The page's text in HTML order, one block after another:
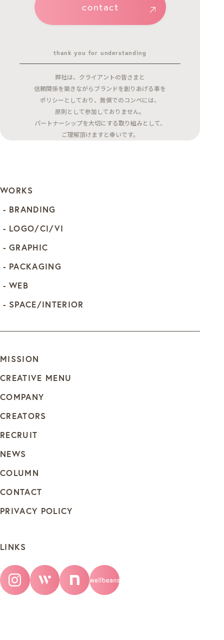
contact
thank you for understanding
弊社は、クライアントの皆さまと
信頼関係を築きながらブランドを創りあげる事を
ポリシーとしており、無償でのコンペには、
原則として参加しておりません。
パートナーシップを大切にする取り組みとして、
ご理解頂けますと幸いです。
WORKS
BRANDING
LOGO/CI/VI
GRAPHIC
PACKAGING
WEB
SPACE/INTERIOR
MISSION
CREATIVE MENU
COMPANY
CREATORS
RECRUIT
NEWS
COLUMN
CONTACT
PRIVACY POLICY
LINKS